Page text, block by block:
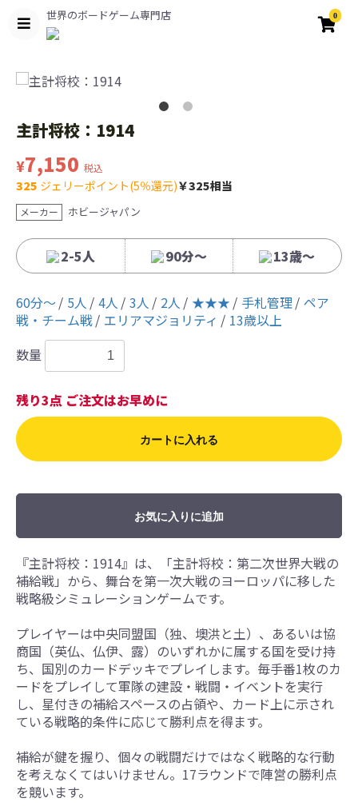
世界のボードゲーム専門店 0
主計将校：1914
¥7,150 税込
325 ジェリーポイント(5％還元)￥325相当
メーカー ホビージャパン
2-5人 90分〜 13歳〜
60分〜 5人 4人 3人 2人 ★★★ 手札管理 ペア
戦・チーム戦
エリアマジョリティ
13歳以上
数量
残り3点 ご注文はお早めに
カートに入れる
お気に入りに追加
『主計将校：1914』は、「主計将校：第二次世界大戦の
補給戦」から、舞台を第一次大戦のヨーロッパに移した
戦略級シミュレーションゲームです。
プレイヤーは中央同盟国（独、墺洪と土）、あるいは協
商国（英仏、仏伊、露）のいずれかに属する国を受け持
ち、国別のカードデッキでプレイします。毎手番1枚のカ
ードをプレイして軍隊の建設・戦闘・イベントを実行
し、星付きの補給スペースの占領や、カード上に示され
ている戦略的条件に応じて勝利点を得ます。
補給が鍵を握り、個々の戦闘だけではなく戦略的な行動
を考えなくてはいけません。17ラウンドで陣営の勝利点
を競います。